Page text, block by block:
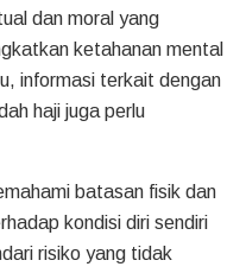
dan moral yang
ketahanan mental
informasi terkait dengan
haji juga perlu
batasan fisik dan
kondisi diri sendiri
risiko yang tidak